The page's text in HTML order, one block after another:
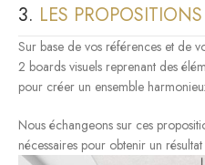
3. LES PROPOSITIONS
Sur base de vos références et de
2 boards visuels reprenant des
pour créer un ensemble
Nous échangeons sur ces
nécessaires pour obtenir un